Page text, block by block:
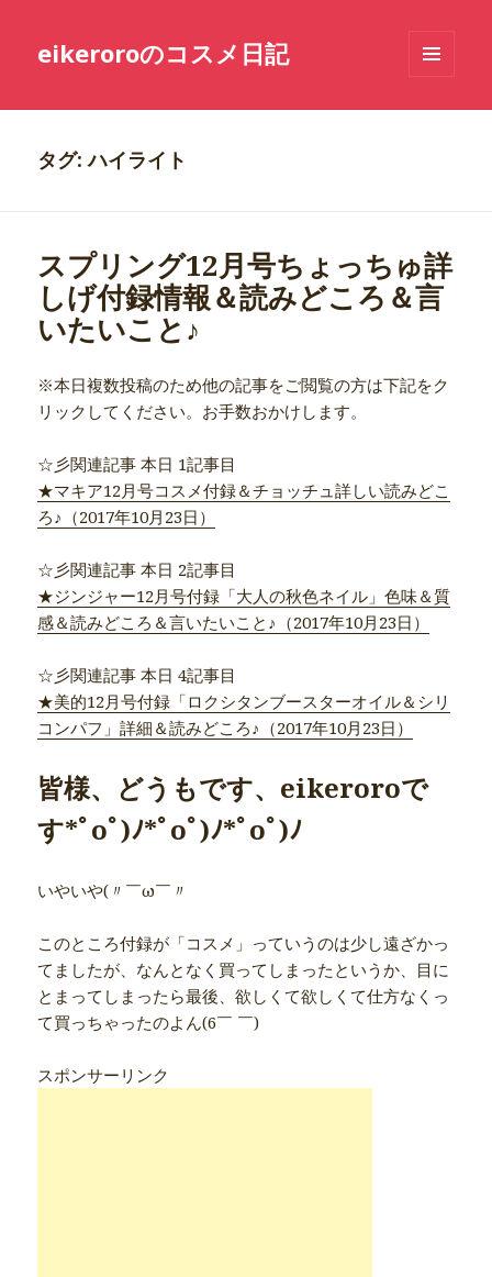
eikeroroのコスメ日記
ーとウ
タグ: ハイライト
スプリング12月号ちょっちゅ詳
しげ付録情報＆読みどころ＆言
いたいこと♪
※本日複数投稿のため他の記事をご閲覧の方は下記をク
リックしてください。お手数おかけします。
☆彡関連記事 本日 1記事目
★マキア12月号コスメ付録＆チョッチュ詳しい読みどこ
ろ♪（2017年10月23日）
☆彡関連記事 本日 2記事目
★ジンジャー12月号付録「大人の秋色ネイル」色味＆質
感＆読みどころ＆言いたいこと♪（2017年10月23日）
☆彡関連記事 本日 4記事目
★美的12月号付録「ロクシタンブースターオイル＆シリ
コンパフ」詳細＆読みどころ♪（2017年10月23日）
皆様、どうもです、eikeroroで
す*ﾟoﾟ)ﾉ*ﾟoﾟ)ﾉ*ﾟoﾟ)ﾉ
いやいや(〃￣ω￣〃ゞ
このところ付録が「コスメ」っていうのは少し遠ざかっ
てましたが、なんとなく買ってしまったというか、目に
とまってしまったら最後、欲しくて欲しくて仕方なくっ
て買っちゃったのよん(6￣ ￣)
スポンサーリンク